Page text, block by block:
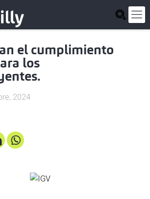
el cumplimiento
los
2024